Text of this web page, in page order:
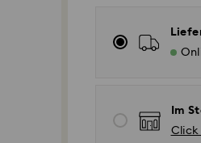
Im
Click